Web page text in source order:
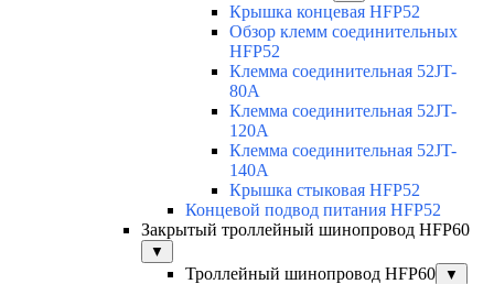
Крышка концевая HFP52
Обзор клемм соединительных
HFP52
Клемма соединительная 52JT-
80A
Клемма соединительная 52JT-
120A
Клемма соединительная 52JT-
140A
Крышка стыковая HFP52
Концевой подвод питания HFP52
Закрытый троллейный шинопровод HFP60
▼
Троллейный шинопровод HFP60 ▼